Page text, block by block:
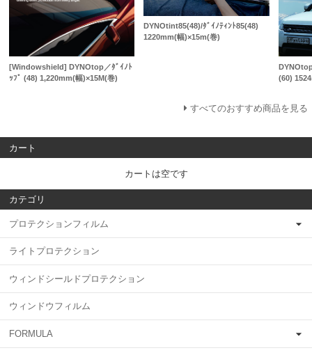
[Windowshield] DYNOtop／ﾀﾞｲﾉﾄ
ｯﾌﾟ (48) 1,220mm(幅)×15M(巻)
DYNOtint85(48)/ﾀﾞｲﾉﾃｨﾝﾄ85(48)
1220mm(幅)×15m(巻)
(60)
すべてのおすすめ商品を見る
カート
カートは空です
カテゴリ
プロテクションフィルム
ライトプロテクション
ウィンドシールドプロテクション
ウィンドウフィルム
FORMULA